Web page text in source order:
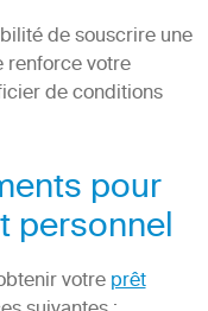
de souscrire une
votre
de conditions
pour
personnel
votreprêt